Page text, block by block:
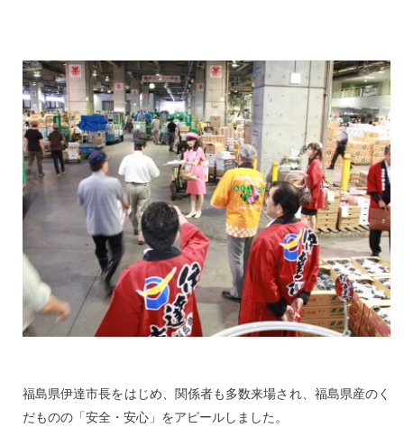
福島県伊達市長をはじめ、関係者も多数来場され、福島県産のく
だものの「安全・安心」をアピールしました。